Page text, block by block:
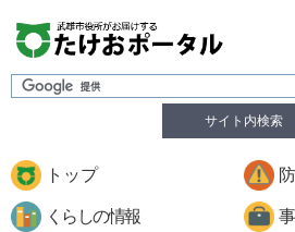
サイト内検索
トップ
くらしの情報